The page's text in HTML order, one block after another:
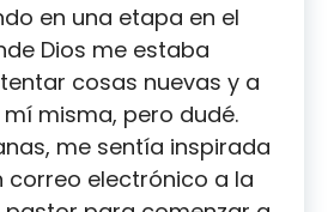
en una etapa en el
Dios me estaba
cosas nuevas y a
misma, pero dudé.
me sentía inspirada
correo electrónico a la